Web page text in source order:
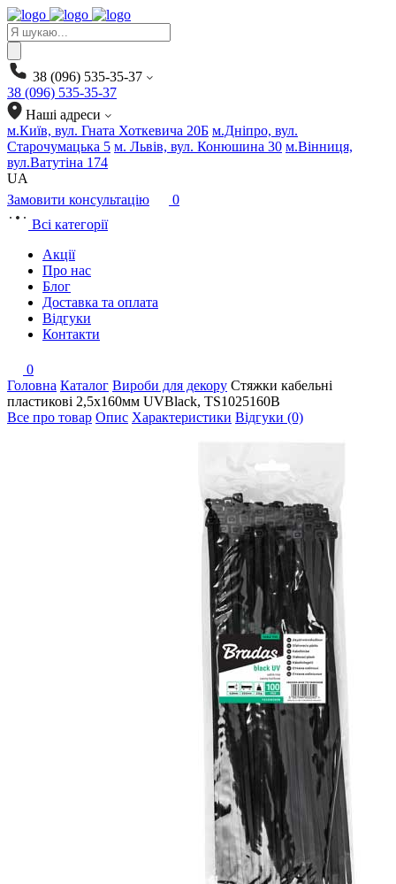
Products
search
38 (096) 535-35-37
38 (096) 535-35-37
Наші адреси
м.Київ, вул. Гната Хоткевича 20Б м.Дніпро, вул.
Старочумацька 5 м. Львів, вул. Конюшина 30 м.Вінниця,
вул.Ватутіна 174
UA
Замовити консультацію
0
Всі категорії
Акції
Про нас
Блог
Доставка та оплата
Відгуки
Контакти
0
Головна Каталог Вироби для декору Стяжки кабельні
пластикові 2,5х160мм UVBlack, TS1025160B
Все про товар Опис Характеристики Відгуки (0)